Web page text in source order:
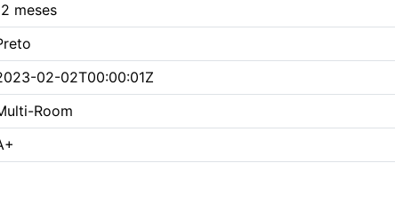
meses
02-02T00:00:01Z
Room